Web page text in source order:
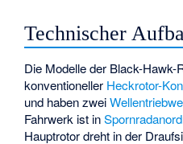
Technischer
Die Modelle der Black-Hawk-
konventioneller Heckrotor-
und haben zwei
Fahrwerk ist in
Hauptrotor dreht in der